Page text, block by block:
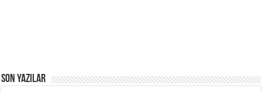
Son Yazılar